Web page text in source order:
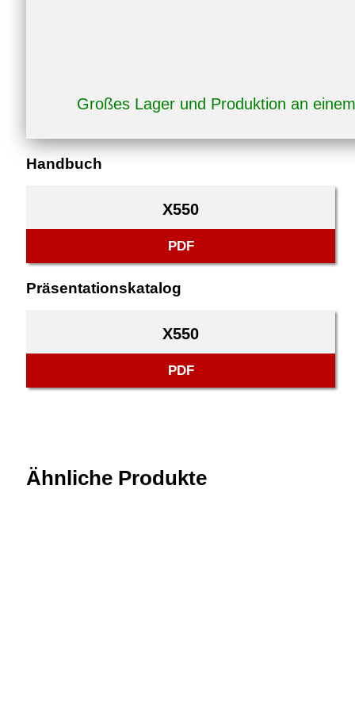
Großes Lager und Produktion an
Handbuch
X550
PDF
Präsentationskatalog
X550
PDF
Ähnliche Produkte